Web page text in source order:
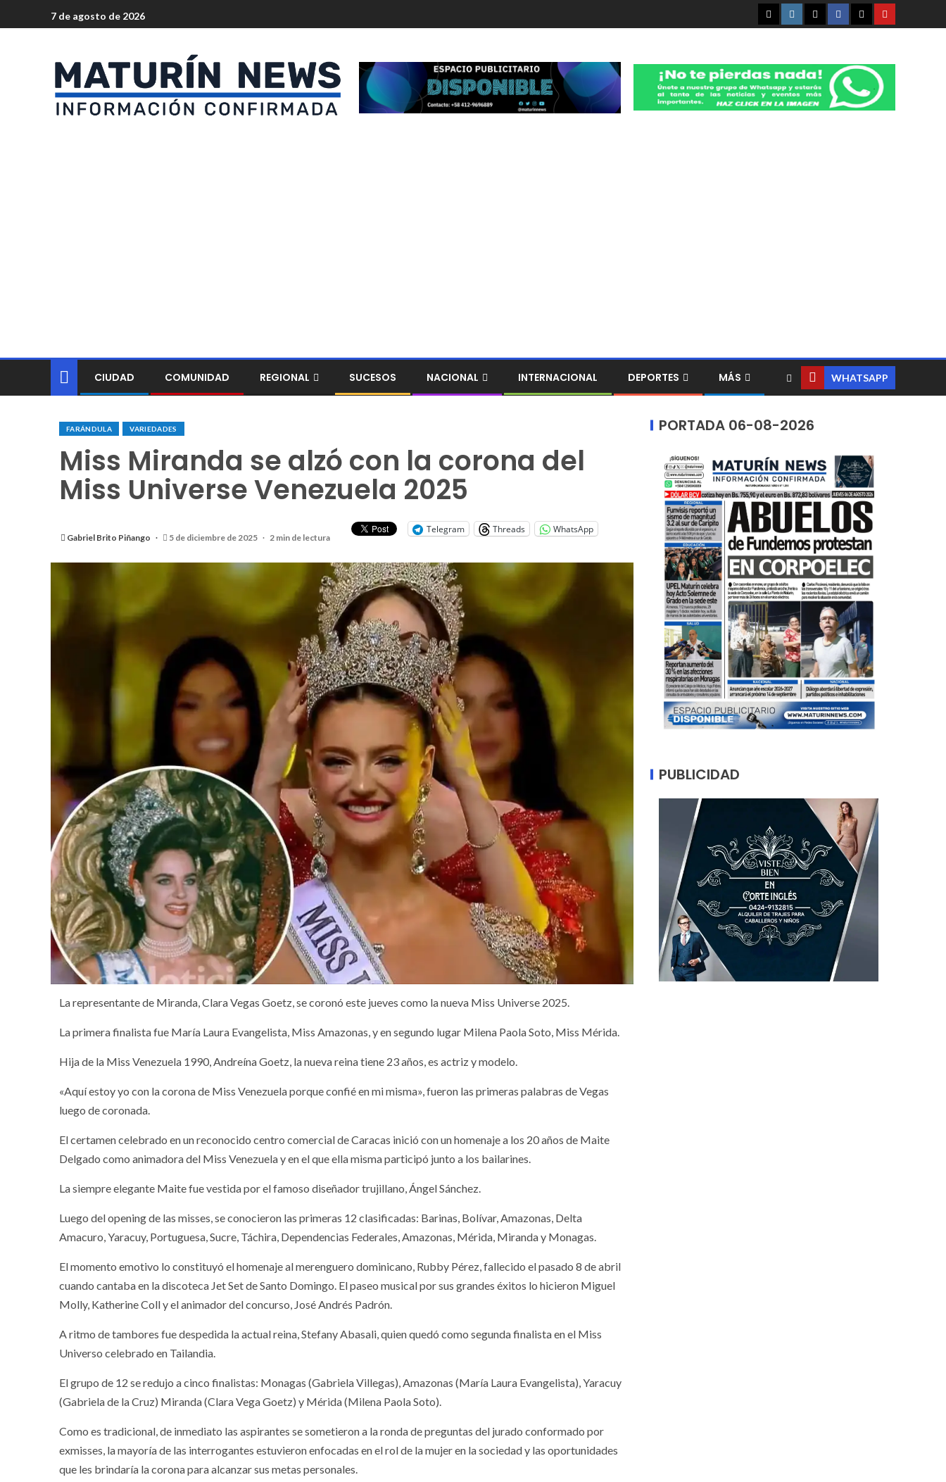
7 de agosto de 2026
CIUDAD COMUNIDAD REGIONAL SUCESOS NACIONAL INTERNACIONAL DEPORTES MÁS WHATSAPP
FARÁNDULA VARIEDADES
Miss Miranda se alzó con la corona del
Miss Universe Venezuela 2025
Gabriel Brito Piñango 5 de diciembre de 2025 2 min de lectura
Telegram Threads WhatsApp
La representante de Miranda, Clara Vegas Goetz, se coronó este jueves como la nueva Miss Universe 2025.
La primera finalista fue María Laura Evangelista, Miss Amazonas, y en segundo lugar Milena Paola Soto, Miss Mérida.
Hija de la Miss Venezuela 1990, Andreína Goetz, la nueva reina tiene 23 años, es actriz y modelo.
«Aquí estoy yo con la corona de Miss Venezuela porque confié en mi misma», fueron las primeras palabras de Vegas
luego de coronada.
El certamen celebrado en un reconocido centro comercial de Caracas inició con un homenaje a los 20 años de Maite
Delgado como animadora del Miss Venezuela y en el que ella misma participó junto a los bailarines.
La siempre elegante Maite fue vestida por el famoso diseñador trujillano, Ángel Sánchez.
Luego del opening de las misses, se conocieron las primeras 12 clasificadas: Barinas, Bolívar, Amazonas, Delta
Amacuro, Yaracuy, Portuguesa, Sucre, Táchira, Dependencias Federales, Amazonas, Mérida, Miranda y Monagas.
El momento emotivo lo constituyó el homenaje al merenguero dominicano, Rubby Pérez, fallecido el pasado 8 de abril
cuando cantaba en la discoteca Jet Set de Santo Domingo. El paseo musical por sus grandes éxitos lo hicieron Miguel
Molly, Katherine Coll y el animador del concurso, José Andrés Padrón.
A ritmo de tambores fue despedida la actual reina, Stefany Abasali, quien quedó como segunda finalista en el Miss
Universo celebrado en Tailandia.
El grupo de 12 se redujo a cinco finalistas: Monagas (Gabriela Villegas), Amazonas (María Laura Evangelista), Yaracuy
(Gabriela de la Cruz) Miranda (Clara Vega Goetz) y Mérida (Milena Paola Soto).
Como es tradicional, de inmediato las aspirantes se sometieron a la ronda de preguntas del jurado conformado por
exmisses, la mayoría de las interrogantes estuvieron enfocadas en el rol de la mujer en la sociedad y las oportunidades
que les brindaría la corona para alcanzar sus metas personales.
PORTADA 06-08-2026
PUBLICIDAD